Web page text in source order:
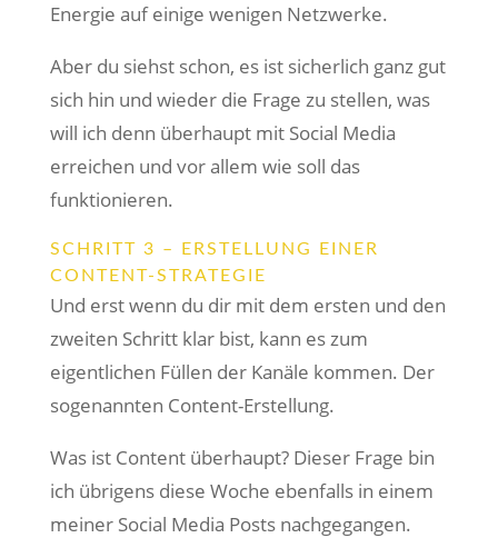
Energie auf einige wenigen Netzwerke.
Aber du siehst schon, es ist sicherlich ganz gut
sich hin und wieder die Frage zu stellen, was
will ich denn überhaupt mit Social Media
erreichen und vor allem wie soll das
funktionieren.
SCHRITT 3 – ERSTELLUNG EINER
CONTENT-STRATEGIE
Und erst wenn du dir mit dem ersten und den
zweiten Schritt klar bist, kann es zum
eigentlichen Füllen der Kanäle kommen. Der
sogenannten Content-Erstellung.
Was ist Content überhaupt? Dieser Frage bin
ich übrigens diese Woche ebenfalls in einem
meiner Social Media Posts nachgegangen.